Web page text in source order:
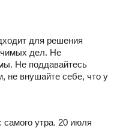
для решения
дел. Не
Не поддавайтесь
не внушайте себе, что у
самого утра. 20 июля